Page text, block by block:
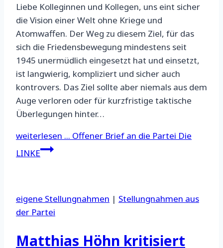
Liebe Kolleginnen und Kollegen, uns eint sicher
die Vision einer Welt ohne Kriege und
Atomwaffen. Der Weg zu diesem Ziel, für das
sich die Friedensbewegung mindestens seit
1945 unermüdlich eingesetzt hat und einsetzt,
ist langwierig, kompliziert und sicher auch
kontrovers. Das Ziel sollte aber niemals aus dem
Auge verloren oder für kurzfristige taktische
Überlegungen hinter…
weiterlesen ... Offener Brief an die Partei Die
LINKE
eigene Stellungnahmen | Stellungnahmen aus
der Partei
Matthias Höhn kritisiert